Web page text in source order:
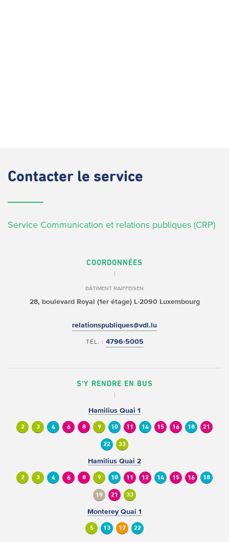
Contacter le service
Service Communication et relations publiques (CRP)
COORDONNÉES
BÂTIMENT RAIFFEISEN
28, boulevard Royal (1er étage)L-2090 Luxembourg
relationspubliques@vdl.lu
TÉL. : 4796-5005
S'Y RENDRE EN BUS
Hamilius Quai 1
2 3 4 6 8 9 10 11 14 15 16 18 21
22 33
Hamilius Quai 2
2 3 4 6 8 9 10 11 12 14 15 16 18
19 21 33
Monterey Quai 1
5 13 17 22